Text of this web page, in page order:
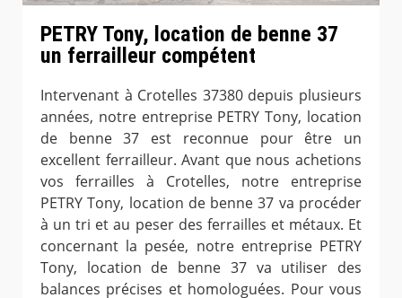
PETRY Tony, location de benne 37
un ferrailleur compétent
Intervenant à Crotelles 37380 depuis plusieurs
années, notre entreprise PETRY Tony, location
de benne 37 est reconnue pour être un
excellent ferrailleur. Avant que nous achetions
vos ferrailles à Crotelles, notre entreprise
PETRY Tony, location de benne 37 va procéder
à un tri et au peser des ferrailles et métaux. Et
concernant la pesée, notre entreprise PETRY
Tony, location de benne 37 va utiliser des
balances précises et homologuées. Pour vous